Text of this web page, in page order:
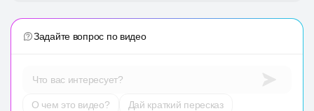
Задайте вопрос по видео
Что вас интересует?
О чем это видео?
Дай краткий пересказ